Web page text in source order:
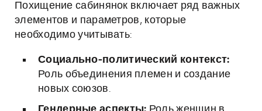
Похищение сабинянок включает ряд важных
элементов и параметров, которые
необходимо учитывать:
Социально-политический контекст:
Роль объединения племен и создание
новых союзов.